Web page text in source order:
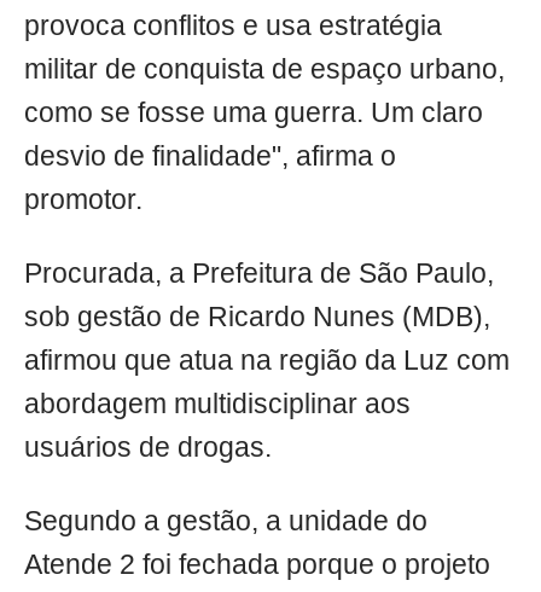
provoca conflitos e usa estratégia
militar de conquista de espaço urbano,
como se fosse uma guerra. Um claro
desvio de finalidade", afirma o
promotor.
Procurada, a Prefeitura de São Paulo,
sob gestão de Ricardo Nunes (MDB),
afirmou que atua na região da Luz com
abordagem multidisciplinar aos
usuários de drogas.
Segundo a gestão, a unidade do
Atende 2 foi fechada porque o projeto